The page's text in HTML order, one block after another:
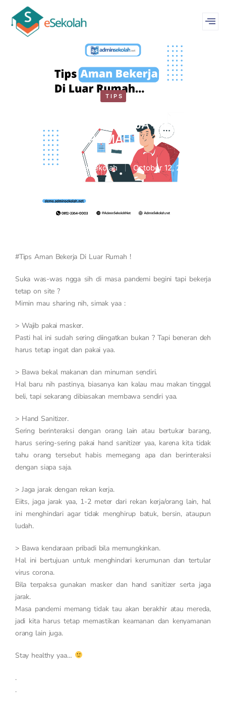
TIPS
TIPS AMAN BEKERJA DILUAR
RUMAH !
WebMastereSekolah October 12, 2020
#Tips Aman Bekerja Di Luar Rumah !
Suka was-was ngga sih di masa pandemi begini tapi bekerja
tetap on site ?
Mimin mau sharing nih, simak yaa :
> Wajib pakai masker.
Pasti hal ini sudah sering diingatkan bukan ? Tapi beneran deh
harus tetap ingat dan pakai yaa.
> Bawa bekal makanan dan minuman sendiri.
Hal baru nih pastinya, biasanya kan kalau mau makan tinggal
beli, tapi sekarang dibiasakan membawa sendiri yaa.
> Hand Sanitizer.
Sering berinteraksi dengan orang lain atau bertukar barang,
harus sering-sering pakai hand sanitizer yaa, karena kita tidak
tahu orang tersebut habis memegang apa dan berinteraksi
dengan siapa saja.
> Jaga jarak dengan rekan kerja.
Eiits, jaga jarak yaa, 1-2 meter dari rekan kerja/orang lain, hal
ini menghindari agar tidak menghirup batuk, bersin, ataupun
ludah.
> Bawa kendaraan pribadi bila memungkinkan.
Hal ini bertujuan untuk menghindari kerumunan dan tertular
virus corona.
Bila terpaksa gunakan masker dan hand sanitizer serta jaga
jarak.
Masa pandemi memang tidak tau akan berakhir atau mereda,
jadi kita harus tetap memastikan keamanan dan kenyamanan
orang lain juga.
Stay healthy yaa…
.
.